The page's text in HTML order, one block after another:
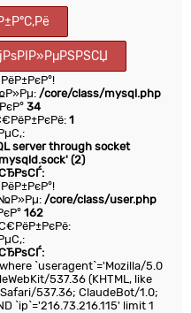
/core/class/mysql.php
34
1
server through socket
(2)
/core/class/user.php
162
`useragent`='Mozilla/5.0
537.36 (KHTML, like
537.36; ClaudeBot/1.0;
`ip`='216.73.216.115' limit 1